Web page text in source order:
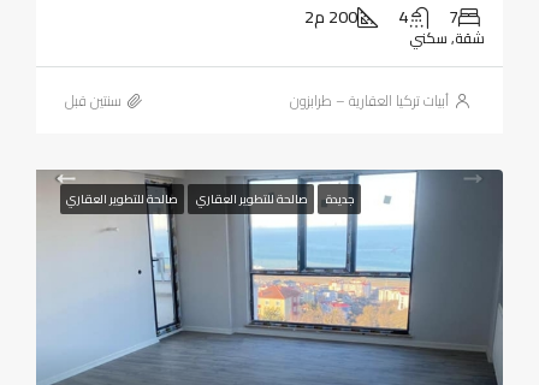
7
4 200 م2
شقة, سكني
أبيات تركيا العقارية – طرابزون ‏سنتين قبل
جديدة صالحة للتطوير العقاري صالحة للتطوير العقاري